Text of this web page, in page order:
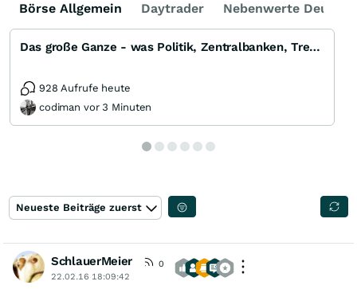
Börse Allgemein Daytrader Nebenwerte
Das große Ganze - was Politik, Zentralbanken, Trends, Medien und Gesellschaft mit Aktien, Rohstoffen
928 Aufrufe heute
codiman vor 3 Minuten
Neueste Beiträge zuerst
SchlauerMeier
0
22.02.16 18:09:42